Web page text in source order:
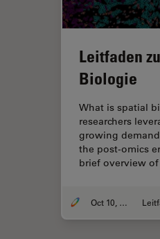
Leitfaden
Biologie
What is spatial
researchers
growing
the post-omics
brief overview
Oct 10, 2024